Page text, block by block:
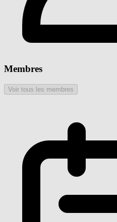
Membres
Voir tous les membres